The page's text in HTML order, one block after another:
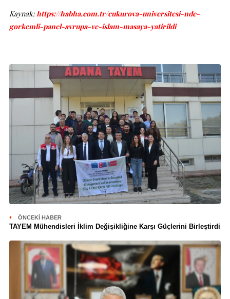
Kaynak:https://habha.com.tr/cukurova-universitesi-nde-
gorkemli-panel-avrupa-ve-islam-masaya-yatirildi
ÖNCEKI HABER
TAYEM Mühendisleri İklim Değişikliğine Karşı Güçlerini Birleştirdi